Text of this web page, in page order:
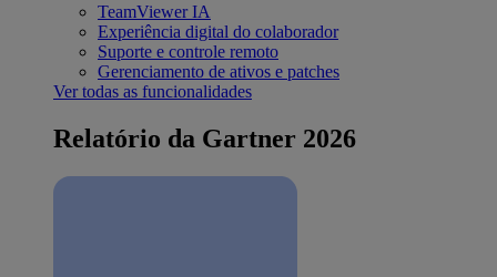
TeamViewer IA
Experiência digital do colaborador
Suporte e controle remoto
Gerenciamento de ativos e patches
Ver todas as funcionalidades
Relatório da Gartner 2026